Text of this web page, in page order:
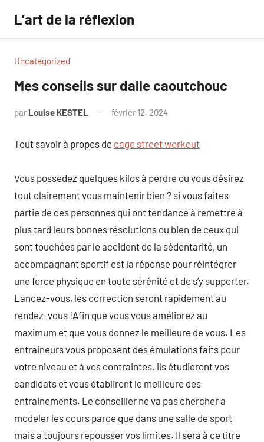
contenu
L’art de la réflexion
Uncategorized
Mes conseils sur dalle caoutchouc
par Louise KESTEL février 12, 2024
Tout savoir à propos de cage street workout
Vous possedez quelques kilos à perdre ou vous désirez
tout clairement vous maintenir bien ? si vous faites
partie de ces personnes qui ont tendance à remettre à
plus tard leurs bonnes résolutions ou bien de ceux qui
sont touchées par le accident de la sédentarité, un
accompagnant sportif est la réponse pour réintégrer
une force physique en toute sérénité et de s’y supporter.
Lancez-vous, les correction seront rapidement au
rendez-vous !Afin que vous vous améliorez au
maximum et que vous donnez le meilleure de vous. Les
entraineurs vous proposent des émulations faits pour
votre niveau et à vos contraintes. ils étudieront vos
candidats et vous établiront le meilleure des
entrainements. Le conseiller ne va pas chercher a
modeler les cours parce que dans une salle de sport
mais a toujours repousser vos limites. Il sera à ce titre